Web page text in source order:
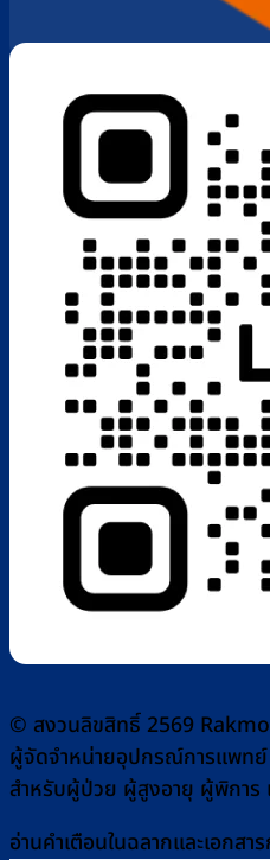
© สงวนลิขสิทธิ์ 2569
ผู้จัดจำหน่ายอุปกรณ์การแพท
สำหรับผู้ป่วย ผู้สูงอายุ ผู้พิการ
อ่านคำเตือนในฉลากและเอกส